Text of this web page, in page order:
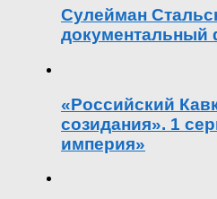
Сулейман
документальный
«Российский
созидания». 1
империя»